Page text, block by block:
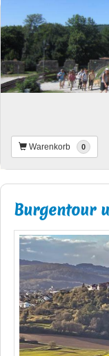
Warenkorb 0
Burgentour